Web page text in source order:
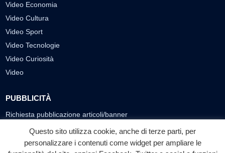
Video Economia
Video Cultura
Video Sport
Video Tecnologie
Video Curiosità
Video
PUBBLICITÀ
Richiesta pubblicazione articoli/banner
SEGUICI SUI SOCIAL
Questo sito utilizza cookie, anche di terze parti, per
personalizzare i contenuti come widget per ampliare le